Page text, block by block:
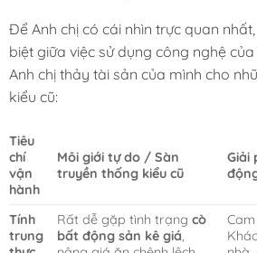
Để Anh chị có cái nhìn trực quan
biệt giữa việc sử dụng công nghệ của
Anh chị thảy tài sản của mình cho
kiểu cũ:
Tiêu
chí
vận
hành
Môi giới tự do / Sàn
truyền thống kiểu cũ
Giải
Tính
trung
Rất dễ gặp tình trạngcò
bất động sản kê giá,